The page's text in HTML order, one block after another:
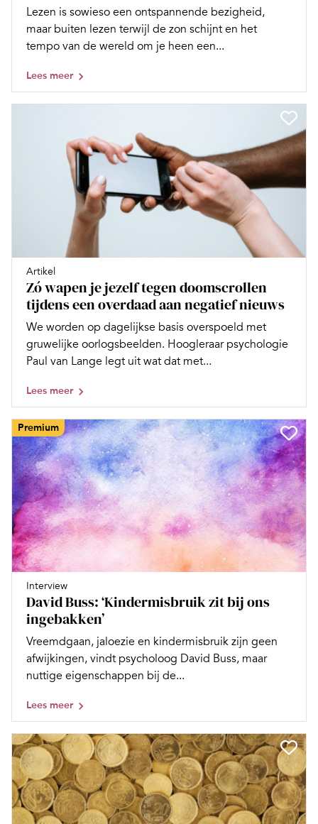
Lezen is sowieso een ontspannende bezigheid,
maar buiten lezen terwijl de zon schijnt en het
tempo van de wereld om je heen een...
Lees meer
Artikel
Zó wapen je jezelf tegen doomscrollen
tijdens een overdaad aan negatief nieuws
We worden op dagelijkse basis overspoeld met
gruwelijke oorlogsbeelden. Hoogleraar psychologie
Paul van Lange legt uit wat dat met...
Lees meer
Premium
Interview
David Buss: ‘Kindermisbruik zit bij ons
ingebakken’
Vreemdgaan, jaloezie en kindermisbruik zijn geen
afwijkingen, vindt psycholoog David Buss, maar
nuttige eigenschappen bij de...
Lees meer